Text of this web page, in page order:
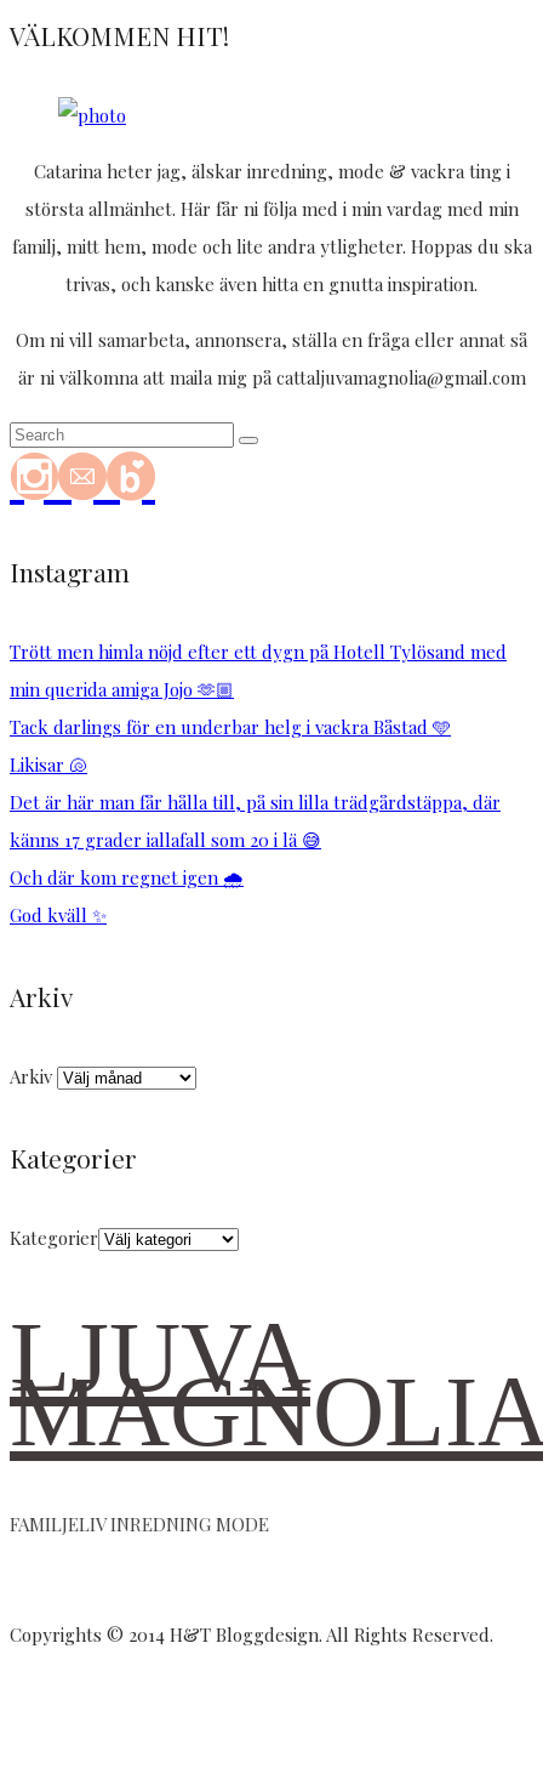
VÄLKOMMEN HIT!
Catarina heter jag, älskar inredning, mode & vackra ting i
största allmänhet. Här får ni följa med i min vardag med min
familj, mitt hem, mode och lite andra ytligheter. Hoppas du ska
trivas, och kanske även hitta en gnutta inspiration.
Om ni vill samarbeta, annonsera, ställa en fråga eller annat så
är ni välkomna att maila mig på cattaljuvamagnolia@gmail.com
Instagram
Trött men himla nöjd efter ett dygn på Hotell Tylösand med
min querida amiga Jojo 🫶🏼
Tack darlings för en underbar helg i vackra Båstad 🩵
Likisar 🐚
Det är här man får hålla till, på sin lilla trädgårdstäppa, där
känns 17 grader iallafall som 20 i lä 😅
Och där kom regnet igen 🌧️
God kväll ✨
Arkiv
Arkiv
Kategorier
Kategorier
LJUVA
FAMILJELIV INREDNING MODE
Copyrights © 2014 H&T Bloggdesign. All Rights Reserved.